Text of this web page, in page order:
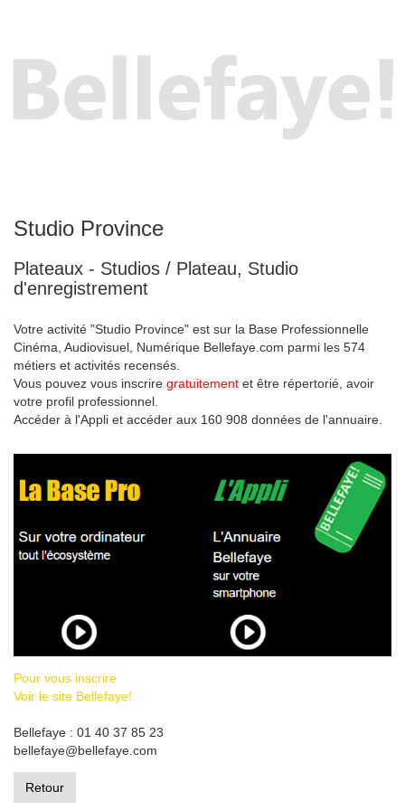
Studio Province
Plateaux - Studios / Plateau, Studio
d'enregistrement
Votre activité "Studio Province" est sur la Base Professionnelle
Cinéma, Audiovisuel, Numérique Bellefaye.com parmi les 574
métiers et activités recensés.
Vous pouvez vous inscrire gratuitement et être répertorié, avoir
votre profil professionnel.
Accéder à l'Appli et accéder aux 160 908 données de l'annuaire.
Pour vous inscrire
Voir le site Bellefaye!
Bellefaye : 01 40 37 85 23
bellefaye@bellefaye.com
Retour